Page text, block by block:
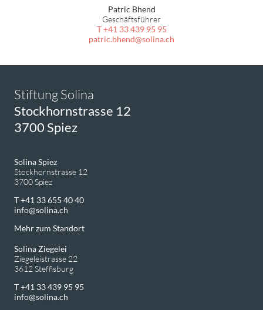
Patric Bhend
Geschäftsführer
T +41 33 439 95 95
patric.bhend
solina.ch
Stiftung Solina
Stockhornstrasse 12
3700 Spiez
Solina Spiez
Stockhornstrasse 12
3700 Spiez
T +41 33 655 40 40
info
solina.ch
Mehr zum Standort
Solina Ziegelei
Ziegeleistrasse 22
3612 Steffisburg
T +41 33 439 95 95
info
solina.ch